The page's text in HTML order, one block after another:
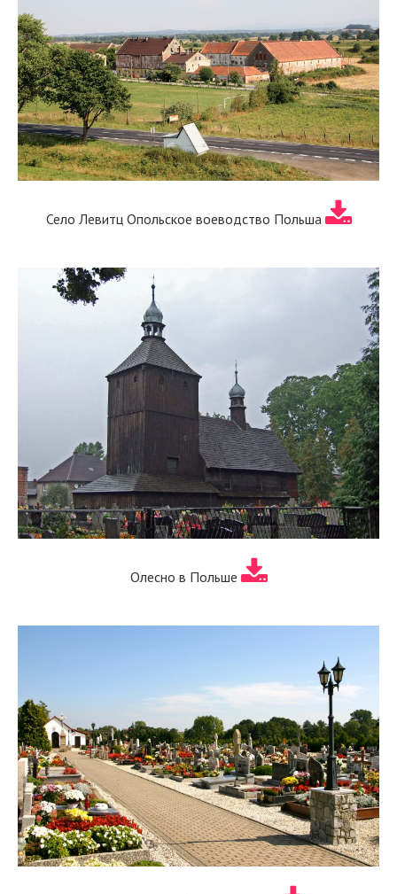
Село Левитц Опольское воеводство Польша
Олесно в Польше